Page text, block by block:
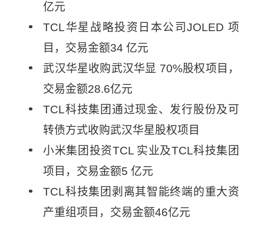
亿元
TCL华星战略投资日本公司JOLED 项
目，交易金额34 亿元
武汉华星收购武汉华显 70%股权项目，
交易金额28.6亿元
TCL科技集团通过现金、发行股份及可
转债方式收购武汉华星股权项目
小米集团投资TCL 实业及TCL科技集团
项目，交易金额5 亿元
TCL科技集团剥离其智能终端的重大资
产重组项目，交易金额46亿元